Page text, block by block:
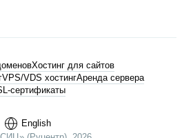
English
Хостинг для сайтов
VPS/VDS хостингАренда сервера
сертификаты